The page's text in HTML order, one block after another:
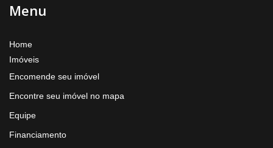
Menu
Home
Imóveis
Encomende seu imóvel
Encontre seu imóvel no mapa
Equipe
Financiamento